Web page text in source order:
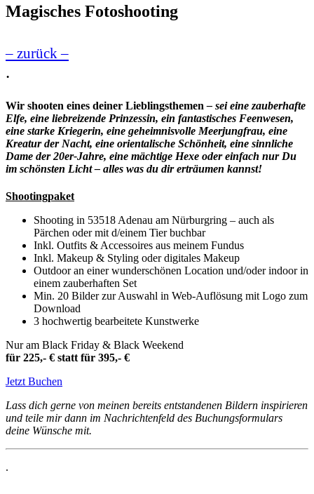
Magisches Fotoshooting
– zurück –
.
Wir shooten eines deiner Lieblingsthemen– sei eine zauberhafte
Elfe, eine liebreizende Prinzessin, ein fantastisches Feenwesen,
eine starke Kriegerin, eine geheimnisvolle Meerjungfrau, eine
Kreatur der Nacht, eine orientalische Schönheit, eine sinnliche
Dame der 20er-Jahre, eine mächtige Hexe oder einfach nur Du
im schönsten Licht – alles was du dir erträumen kannst!
Shootingpaket
Shooting in 53518 Adenau am Nürburgring – auch als
Pärchen oder mit d/einem Tier buchbar
Inkl. Outfits & Accessoires aus meinem Fundus
Inkl. Makeup & Styling oder digitales Makeup
Outdoor an einer wunderschönen Location und/oder indoor in
einem zauberhaften Set
Min. 20 Bilder zur Auswahl in Web-Auflösung mit Logo zum
Download
3 hochwertig bearbeitete Kunstwerke
Nur am Black Friday & Black Weekend
für 225,- € statt für 395,- €
Jetzt Buchen
Lass dich gerne von meinen bereits entstandenen Bildern inspirieren
und teile mir dann im Nachrichtenfeld des Buchungsformulars
deine Wünsche mit.
.